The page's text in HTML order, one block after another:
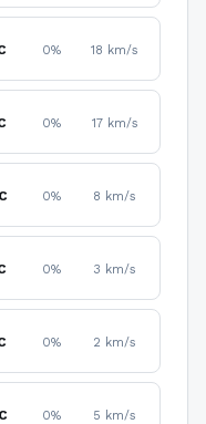
0% 18 km/s
0% 17 km/s
0% 8 km/s
0% 3 km/s
0% 2 km/s
0% 5 km/s